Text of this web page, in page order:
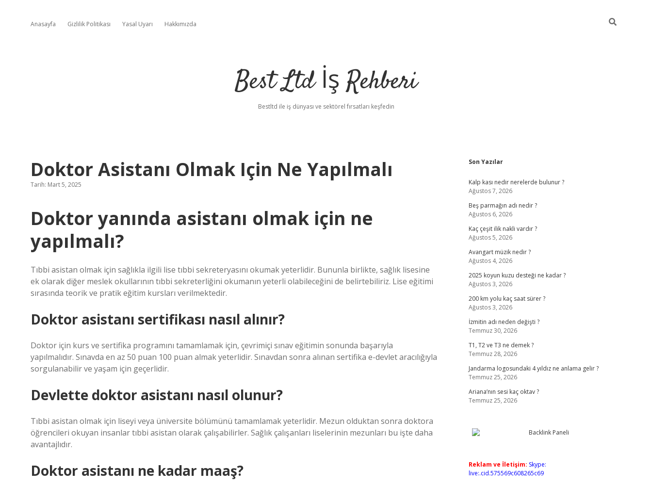
Anasayfa Gizlilik Politikası Yasal Uyarı Hakkımızda
Best Ltd İş Rehberi
Bestltd ile iş dünyası ve sektörel fırsatları keşfedin
Doktor Asistanı Olmak Için Ne Yapılmalı
Tarih: Mart 5, 2025
Doktor yanında asistanı olmak için ne
yapılmalı?
Tıbbi asistan olmak için sağlıkla ilgili lise tıbbi sekreteryasını okumak yeterlidir. Bununla birlikte, sağlık lisesine
ek olarak diğer meslek okullarının tıbbi sekreterliğini okumanın yeterli olabileceğini de belirtebiliriz. Lise eğitimi
sırasında teorik ve pratik eğitim kursları verilmektedir.
Doktor asistanı sertifikası nasıl alınır?
Doktor için kurs ve sertifika programını tamamlamak için, çevrimiçi sınav eğitimin sonunda başarıyla
yapılmalıdır. Sınavda en az 50 puan 100 puan almak yeterlidir. Sınavdan sonra alınan sertifika e-devlet aracılığıyla
sorgulanabilir ve yaşam için geçerlidir.
Devlette doktor asistanı nasıl olunur?
Tıbbi asistan olmak için liseyi veya üniversite bölümünü tamamlamak yeterlidir. Mezun olduktan sonra doktora
öğrencileri okuyan insanlar tıbbi asistan olarak çalışabilirler. Sağlık çalışanları liselerinin mezunları bu işte daha
avantajlıdır.
Doktor asistanı ne kadar maaş?
Sidebar
Son Yazılar
Kalp kası nedir nerelerde bulunur ?
Ağustos 7, 2026
Beş parmağın adı nedir ?
Ağustos 6, 2026
Kaç çeşit ilik nakli vardır ?
Ağustos 5, 2026
Avangart müzik nedir ?
Ağustos 4, 2026
2025 koyun kuzu desteği ne kadar ?
Ağustos 3, 2026
200 km yolu kaç saat sürer ?
Ağustos 3, 2026
İzmitin adı neden değişti ?
Temmuz 30, 2026
T1, T2 ve T3 ne demek ?
Temmuz 28, 2026
Jandarma logosundaki 4 yıldız ne anlama gelir ?
Temmuz 25, 2026
Ariana’nın sesi kaç oktav ?
Temmuz 25, 2026
Reklam ve İletişim: Skype:
live:.cid.575569c608265c69